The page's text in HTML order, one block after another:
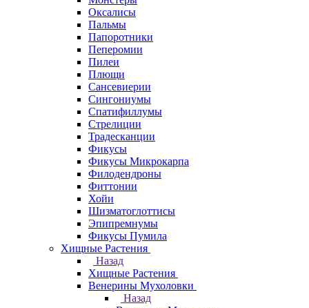
Оксалисы
Пальмы
Папоротники
Пеперомии
Пилеи
Плющи
Сансевиерии
Сингониумы
Спатифиллумы
Стрелиции
Традесканции
Фикусы
Фикусы Микрокарпа
Филодендроны
Фиттонии
Хойи
Шизматоглоттисы
Эпипремнумы
Фикусы Пумила
Хищные Растения
Назад
Хищные Растения
Венерины Мухоловки
Назад